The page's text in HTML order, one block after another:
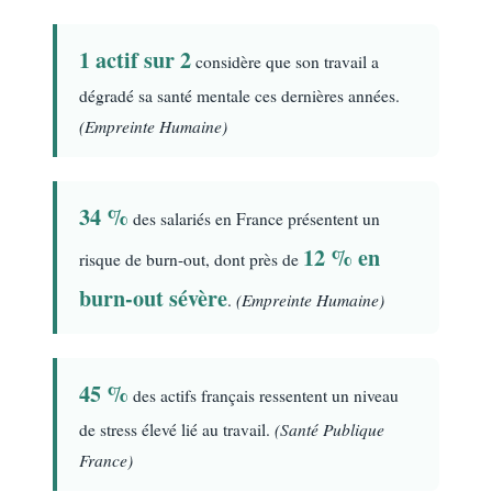
1 actif sur 2considère que son travail a
dégradé sa santé mentale ces dernières années.
(Empreinte Humaine)
34 % des salariés en France présentent un
risque de burn-out, dont près de 12 % en
burn-out sévère. (Empreinte Humaine)
45 % des actifs français ressentent un niveau
de stress élevé lié au travail. (Santé Publique
France)